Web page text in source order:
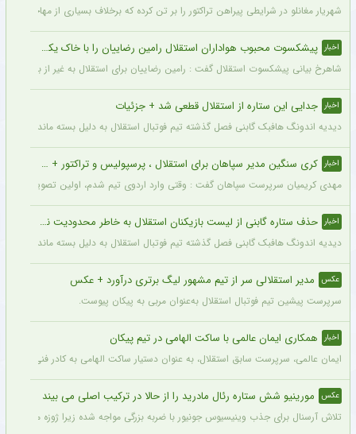
شهریار مغانلو در شرایطی پیراهن تراکتور را بر تن کرده که برخلاف بسیاری از مهاجمان
اخبار پیشکسوت محبوب هواداران استقلال رامین رضاییان را با خاک یکسان کرد + جزئیات
شاهرخ بیانی پیشکسوت استقلال گفت : رامین رضاییان برای استقلال به غیر از بازار
اخبار جدایی این ستاره از استقلال قطعی شد + جزئیات
دیدیه اندونگ هافبک گابنی فصل گذشته تیم فوتبال استقلال به دلیل بسته ماندن پنجره
اخبار کری سنگین مدیر سپاهان برای استقلال ، پرسپولیس و تراکتور + جزئیات
مهدی کریمیان سرپرست سپاهان گفت : وقتی وارد اردوی تیم شدم، اولین تصویری که در
اخبار حذف ستاره گابنی از لیست بازیکنان استقلال به خاطر محدودیت نقل‌وانتقالاتی
دیدیه اندونگ هافبک گابنی فصل گذشته تیم فوتبال استقلال به دلیل بسته ماندن پنجره
عکس مدیر استقلالی سر از تیم مشهور لیگ برتری درآورد + عکس
سرپرست پیشین تیم فوتبال استقلال به‌عنوان مربی به پیکان پیوست.
اخبار همکاری ایمان عالمی با ساکت الهامی در تیم پیکان
ایمان عالمی، سرپرست سابق استقلال، به عنوان دستیار ساکت الهامی به کادر فنی پیکان
عکس مورینیو شش ستاره رئال مادرید را از حالا در ترکیب اصلی می بیند
تلاش آرسنال برای جذب وینیسیوس جونیور با ضربه بزرگی مواجه شده زیرا ژوزه مورینیو او را یک